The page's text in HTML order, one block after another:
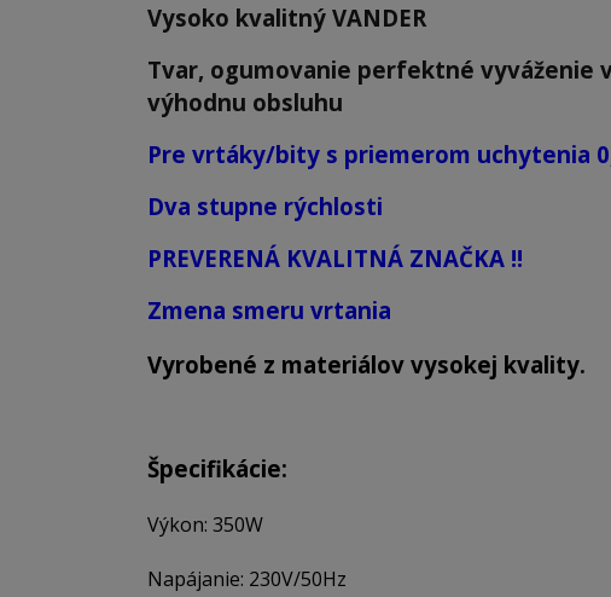
Vysoko kvalitný VANDER
Tvar, ogumovanie perfektné vyváženie
výhodnu obsluhu
Pre vrtáky/bity s priemerom uchytenia
Dva stupne rýchlosti
PREVERENÁ KVALITNÁ ZNAČKA !!
Zmena smeru vrtania
Vyrobené z materiálov vysokej kvality.
Špecifikácie:
Výkon: 350W
Napájanie: 230V/50Hz